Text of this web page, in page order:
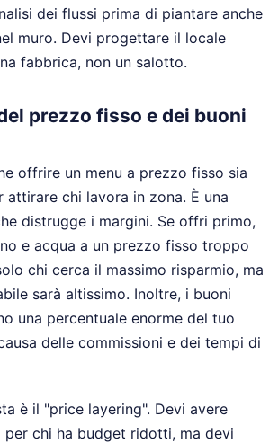
dei flussi prima di piantare anche
muro. Devi progettare il locale
fabbrica, non un salotto.
prezzo fisso e dei buoni
offrire un menu a prezzo fisso sia
attirare chi lavora in zona. È una
distrugge i margini. Se offri primo,
e acqua a un prezzo fisso troppo
chi cerca il massimo risparmio, ma
sarà altissimo. Inoltre, i buoni
una percentuale enorme del tuo
delle commissioni e dei tempi di
è il "price layering". Devi avere
chi ha budget ridotti, ma devi